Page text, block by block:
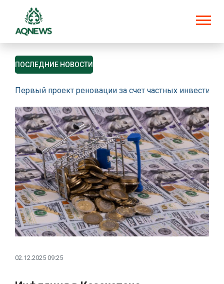
ПОСЛЕДНИЕ НОВОСТИ
Первый проект реновации за счет частных
02.12.2025 09:25